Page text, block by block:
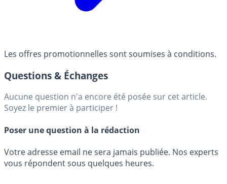
Les offres promotionnelles sont soumises à conditions.
Questions & Échanges
Aucune question n'a encore été posée sur cet article.
Soyez le premier à participer !
Poser une question à la rédaction
Votre adresse email ne sera jamais publiée. Nos experts
vous répondent sous quelques heures.